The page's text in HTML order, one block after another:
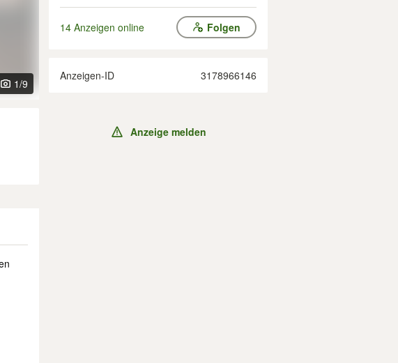
1/9
14 Anzeigen online Folgen
Anzeigen-ID 3178966146
Anzeige melden